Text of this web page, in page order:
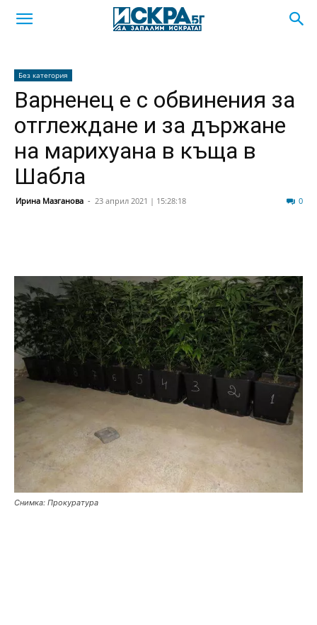
Без категория
Варненец е с обвинения за
отглеждане и за държане
на марихуана в къща в
Шабла
Ирина Мазганова - 23 април 2021 | 15:28:18 0
Снимка: Прокуратура